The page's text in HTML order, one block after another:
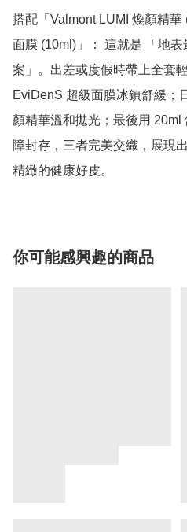
搭配「Valmont LUMI 煥顏精
面膜 (10ml)」： 這就是 「地
案」。出差或度假時帶上全套
EviDenS 超級面膜冰鎮舒緩；
顏精華溫和拋光；最後用
障封存，三者完美交織，展現
精緻的健康好皮。
你可能感興趣的商品